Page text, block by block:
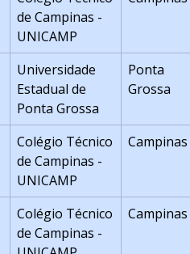
de Campinas -
UNICAMP
Universidade
Estadual de
Ponta Grossa
Ponta
Grossa
Colégio Técnico
de Campinas -
UNICAMP
Campinas
Colégio Técnico
de Campinas -
Campinas